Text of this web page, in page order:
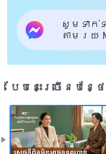
សូមទាក់
តាមរយៈ
បែបនេះ​ច្រើនបន្ថ